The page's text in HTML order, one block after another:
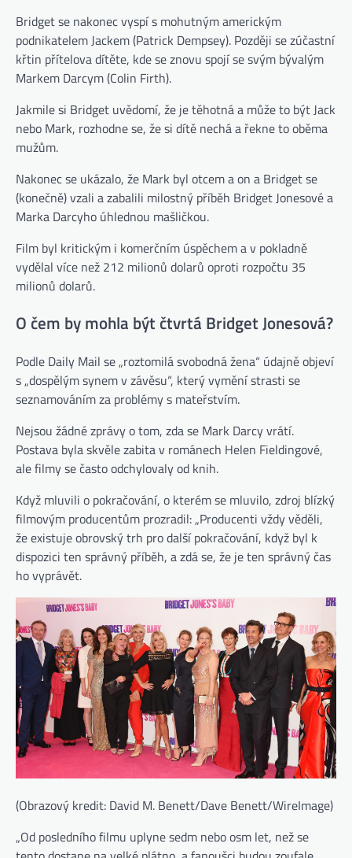
Bridget se nakonec vyspí s mohutným americkým
podnikatelem Jackem (Patrick Dempsey). Později se zúčastní
křtin přítelova dítěte, kde se znovu spojí se svým bývalým
Markem Darcym (Colin Firth).
Jakmile si Bridget uvědomí, že je těhotná a může to být Jack
nebo Mark, rozhodne se, že si dítě nechá a řekne to oběma
mužům.
Nakonec se ukázalo, že Mark byl otcem a on a Bridget se
(konečně) vzali a zabalili milostný příběh Bridget Jonesové a
Marka Darcyho úhlednou mašličkou.
Film byl kritickým i komerčním úspěchem a v pokladně
vydělal více než 212 milionů dolarů oproti rozpočtu 35
milionů dolarů.
O čem by mohla být čtvrtá Bridget Jonesová?
Podle Daily Mail se „roztomilá svobodná žena“ údajně objeví
s „dospělým synem v závěsu“, který vymění strasti se
seznamováním za problémy s mateřstvím.
Nejsou žádné zprávy o tom, zda se Mark Darcy vrátí.
Postava byla skvěle zabita v románech Helen Fieldingové,
ale filmy se často odchylovaly od knih.
Když mluvili o pokračování, o kterém se mluvilo, zdroj blízký
filmovým producentům prozradil: „Producenti vždy věděli,
že existuje obrovský trh pro další pokračování, když byl k
dispozici ten správný příběh, a zdá se, že je ten správný čas
ho vyprávět.
(Obrazový kredit: David M. Benett/Dave Benett/WireImage)
„Od posledního filmu uplyne sedm nebo osm let, než se